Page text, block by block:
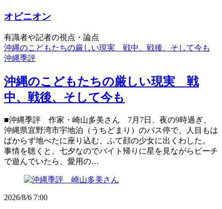
オピニオン
有識者や記者の視点・論点
沖縄のこどもたちの厳しい現実 戦中、戦後、そして今も
沖縄季評
沖縄のこどもたちの厳しい現実 戦
中、戦後、そして今も
■沖縄季評 作家・崎山多美さん 7月7日、夜の9時過ぎ、
沖縄県宜野湾市宇地泊（うちどまり）のバス停で、人目もは
ばからず地べたに座り込む、ふて顔の少女に出くわした。
事情を聴くと、七夕なのでバイト帰りに星を見ながらビーチ
で遊んでいたら、愛用の…
2026/8/6 7:00